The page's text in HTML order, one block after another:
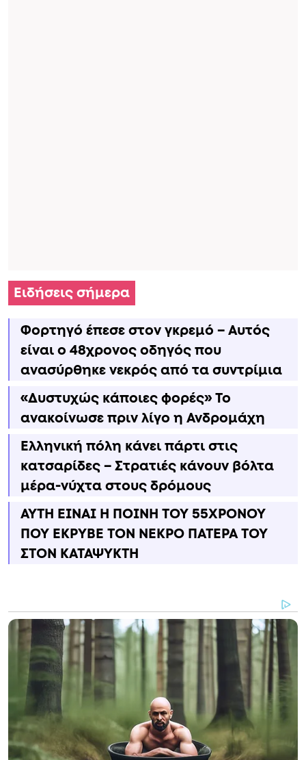
Ειδήσεις σήμερα
Φορτηγό έπεσε στον γκρεμό – Αυτός
είναι ο 48χρονος οδηγός που
ανασύρθηκε νεκρός από τα συντρίμια
«Δυστυχώς κάποιες φορές» Το
ανακοίνωσε πριν λίγο η Ανδρομάχη
Ελληνική πόλη κάνει πάρτι στις
κατσαρίδες – Στρατιές κάνουν βόλτα
μέρα-νύχτα στους δρόμους
ΑΥΤΗ ΕΙΝΑΙ Η ΠΟΙΝΗ ΤΟΥ 55ΧΡΟΝΟΥ
ΠΟΥ ΕΚΡΥΒΕ ΤΟΝ ΝΕΚΡΟ ΠΑΤΕΡΑ ΤΟΥ
ΣΤΟΝ ΚΑΤΑΨΥΚΤΗ